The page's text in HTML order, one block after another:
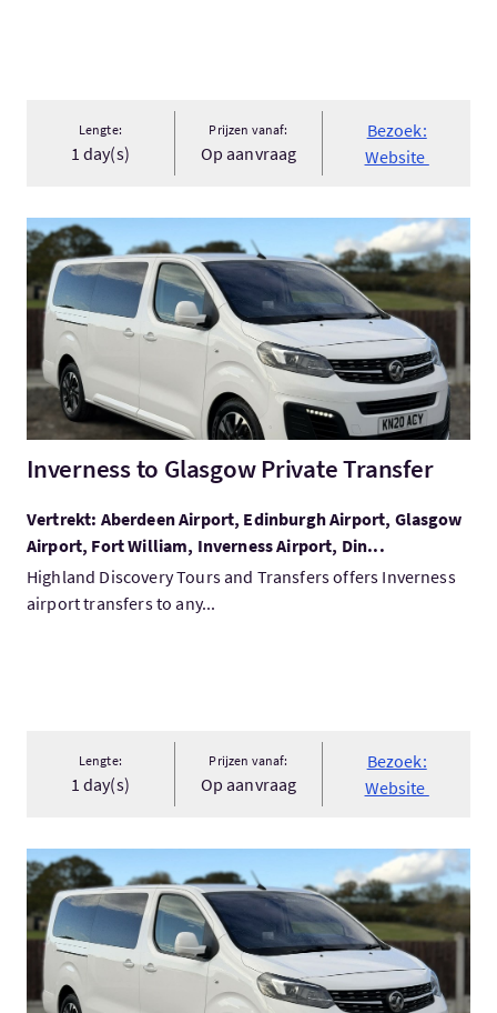
Lengte:
1 day(s)
Prijzen vanaf:
Op aanvraag
Bezoek:
Website
Bezoek:Inverness to Glasgow Private Transfer
Inverness to Glasgow Private Transfer
Vertrekt: Aberdeen Airport, Edinburgh Airport, Glasgow
Airport, Fort William, Inverness Airport, Din...
Highland Discovery Tours and Transfers offers Inverness
airport transfers to any...
Lengte:
1 day(s)
Prijzen vanaf:
Op aanvraag
Bezoek:
Website
Bezoek:Inverness to the Isle of Skye Portree Transfer